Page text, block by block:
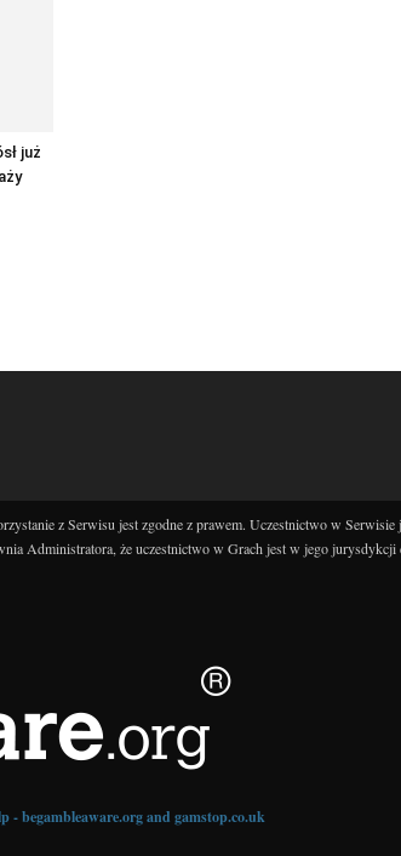
już
z Serwisu jest zgodne z prawem. Uczestnictwo w Serwisie
Administratora, że uczestnictwo w Grach jest w jego
- begambleaware.org and gamstop.co.uk